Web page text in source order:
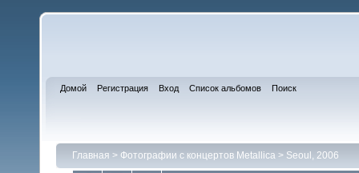
Домой Регистрация Вход Список альбомов Поиск
Главная > Фотографии с концертов Metallica > Seoul, 2006